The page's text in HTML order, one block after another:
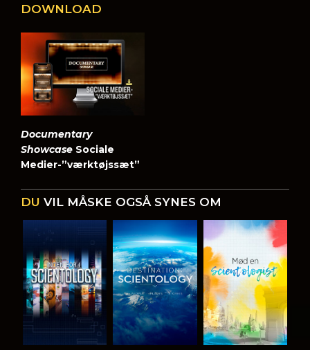
DOWNLOAD
Documentary
Showcase Sociale
Medier-”værktøjssæt”
DU VIL MÅSKE OGSÅ SYNES OM